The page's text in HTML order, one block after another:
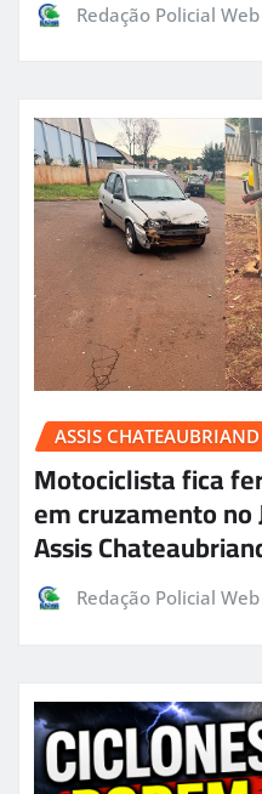
Redação Policial Web
ASSIS CHATEAUBRIAND
Motociclista fica
em cruzamento no
Assis
Redação Policial Web